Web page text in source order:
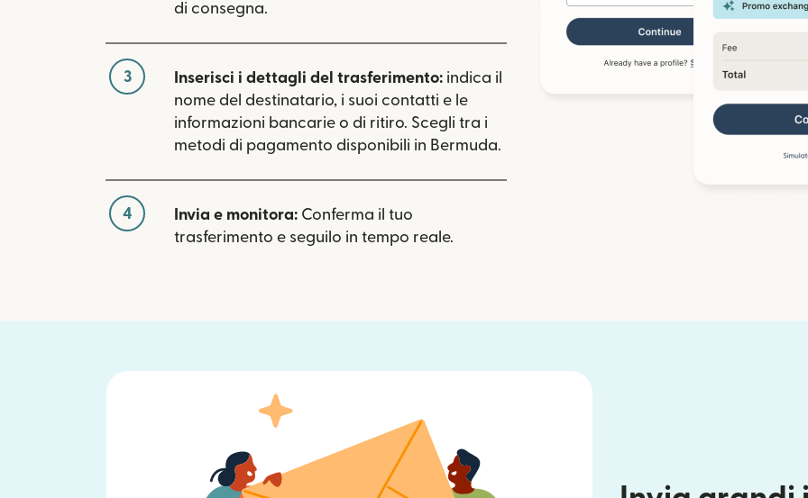
di consegna.
3 Inserisci i dettagli del trasferimento: indica il
nome del destinatario, i suoi contatti e le
informazioni bancarie o di ritiro. Scegli tra i
metodi di pagamento disponibili in Bermuda.
4 Invia e monitora: Conferma il tuo
trasferimento e seguilo in tempo reale.